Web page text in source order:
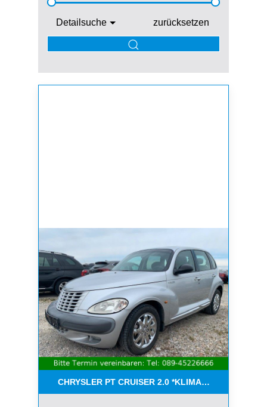
Detailsuche zurücksetzen
CHRYSLER PT CRUISER 2.0